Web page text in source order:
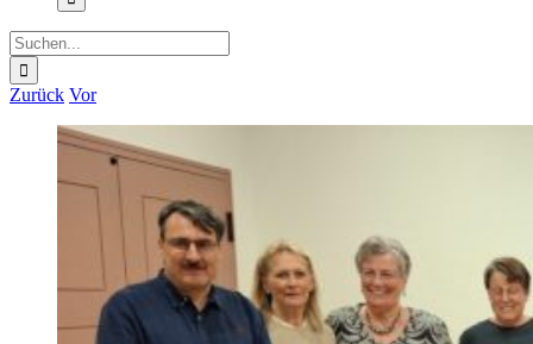
Suche
nach:
Zurück Vor
Zeige
grösseres
Bild